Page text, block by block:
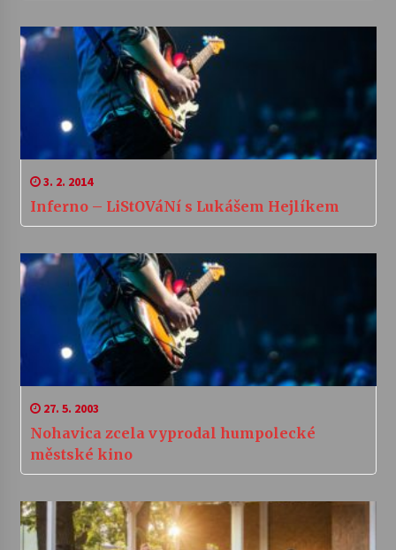
3. 2. 2014
Inferno – LiStOVáNí s Lukášem Hejlíkem
27. 5. 2003
Nohavica zcela vyprodal humpolecké
městské kino